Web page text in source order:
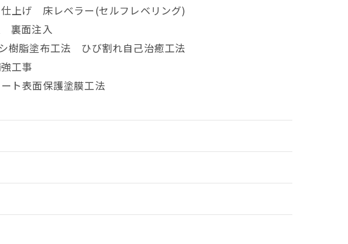
上げ 床レベラー(セルフレベリング)
裏面注入
脂塗布工法 ひび割れ自己治癒工法
工事
ト表面保護塗膜工法